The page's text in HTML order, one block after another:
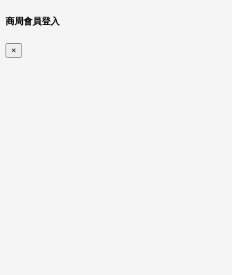
商周會員登入
×